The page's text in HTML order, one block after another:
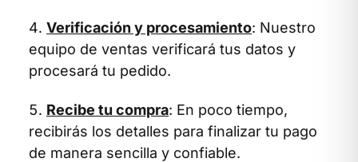
Verificación y procesamiento: Nuestro
equipo de ventas verificará tus datos y
procesará tu pedido.
Recibe tu compra: En poco tiempo,
recibirás los detalles para finalizar tu pago
de manera sencilla y confiable.